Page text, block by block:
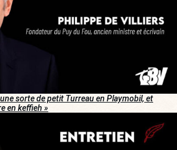
sorte de petit Turreau en Playmobil, et
en keffieh »